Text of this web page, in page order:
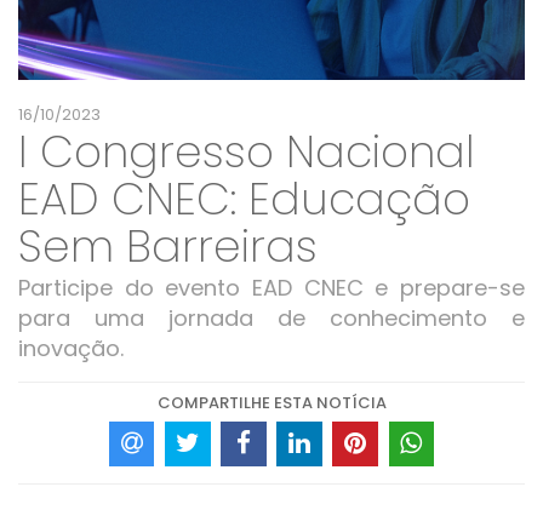
16/10/2023
I Congresso Nacional
EAD CNEC: Educação
Sem Barreiras
Participe do evento EAD CNEC e prepare-se
para uma jornada de conhecimento e
inovação.
COMPARTILHE ESTA NOTÍCIA